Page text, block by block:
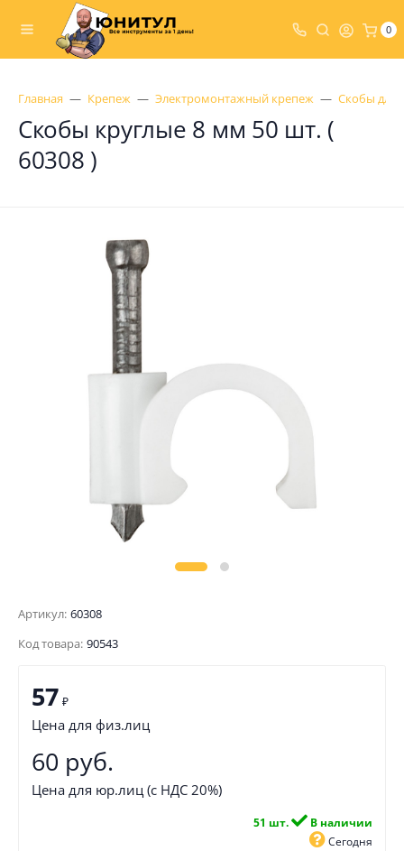
0
Главная Крепеж Электромонтажный крепеж Скобы для
Скобы круглые 8 мм 50 шт. (
60308 )
Артикул: 60308
Код товара: 90543
57 ₽
Цена для физ.лиц
60 руб.
Цена для юр.лиц (с НДС 20%)
51 шт.
В наличии
Сегодня